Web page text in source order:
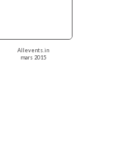
Allevents.in
mars 2015